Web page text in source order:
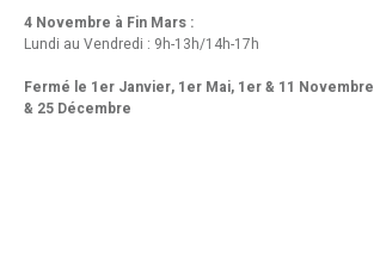
4 Novembre à Fin Mars :
Lundi au Vendredi : 9h-13h/14h-17h
Fermé le 1er Janvier, 1er Mai, 1er & 11 Novembre
& 25 Décembre